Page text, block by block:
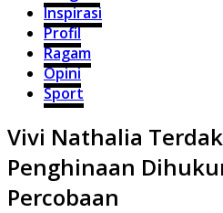
Inspirasi
Profil
Ragam
Opini
Sport
Vivi Nathalia
Penghinaan
Percobaan